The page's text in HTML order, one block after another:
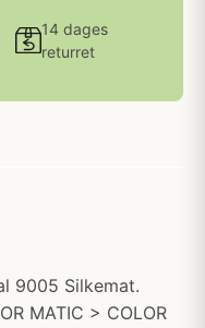
14 dages
returret
9005 Silkemat.
MATIC > COLOR